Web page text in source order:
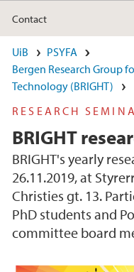
Contact
UiB
PSYFA
Bergen Research Group
Technology (BRIGHT)
RESEARCH
BRIGHT
BRIGHT's yearly
26.11.2019, at
Christies gt. 13.
PhD students and
committee board